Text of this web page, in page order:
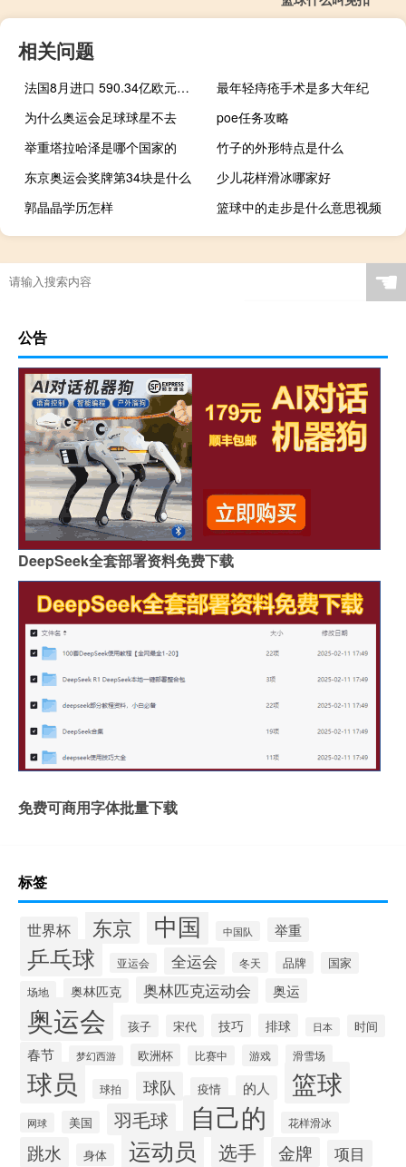
相关问题
法国8月进口 590.34亿欧元前值607.31亿欧元；出口 508.32亿欧元前值526.41亿欧元
最年轻痔疮手术是多大年纪
为什么奥运会足球球星不去
poe任务攻略
举重塔拉哈泽是哪个国家的
竹子的外形特点是什么
东京奥运会奖牌第34块是什么
少儿花样滑冰哪家好
郭晶晶学历怎样
篮球中的走步是什么意思视频
☚
公告
DeepSeek全套部署资料免费下载
免费可商用字体批量下载
标签
世界杯 东京 中国 中国队 举重
乒乓球 亚运会 全运会 冬天 品牌 国家
场地 奥林匹克 奥林匹克运动会 奥运
奥运会 孩子 宋代 技巧 排球 日本 时间
春节 梦幻西游 欧洲杯 比赛中 游戏 滑雪场
球员 球拍 球队 疫情 的人 篮球
网球 美国 羽毛球 自己的 花样滑冰
跳水 身体 运动员 选手 金牌 项目